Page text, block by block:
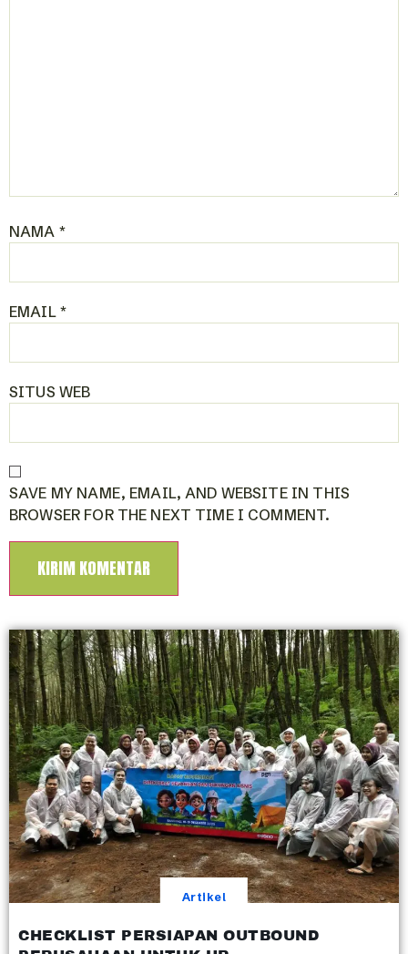
NAMA *
EMAIL *
SITUS WEB
SAVE MY NAME, EMAIL, AND WEBSITE IN THIS
BROWSER FOR THE NEXT TIME I COMMENT.
Artikel
CHECKLIST PERSIAPAN OUTBOUND